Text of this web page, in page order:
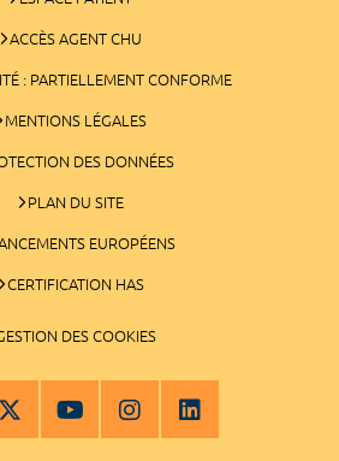
ACCÈS AGENT CHU
: PARTIELLEMENT CONFORME
MENTIONS LÉGALES
DES DONNÉES
PLAN DU SITE
EUROPÉENS
CERTIFICATION HAS
DES COOKIES